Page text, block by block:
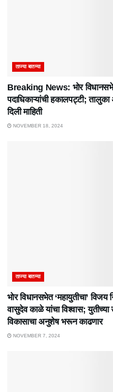
ताज्या बातम्या
Breaking News: भोर
पदाधिकाऱ्यांची हकालपट्टी;
दिली माहिती
NOVEMBER 18, 2024
ताज्या बातम्या
भाेर विधानसभेत ‘महायुतीचा’ विजय
वासुदेव काळे यांचा विश्वास; युतीच्या
विकासाचा अनुशेष भरून काढणार
NOVEMBER 7, 2024